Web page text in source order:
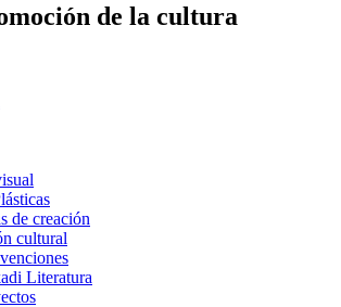
de la cultura
de creación
cultural
Literatura